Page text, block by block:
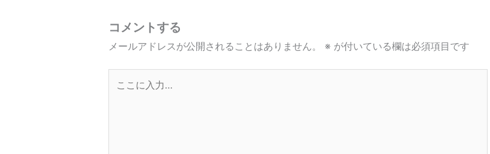
コメントする
メールアドレスが公開されることはありません。 ※ が付いている欄は必須項目です